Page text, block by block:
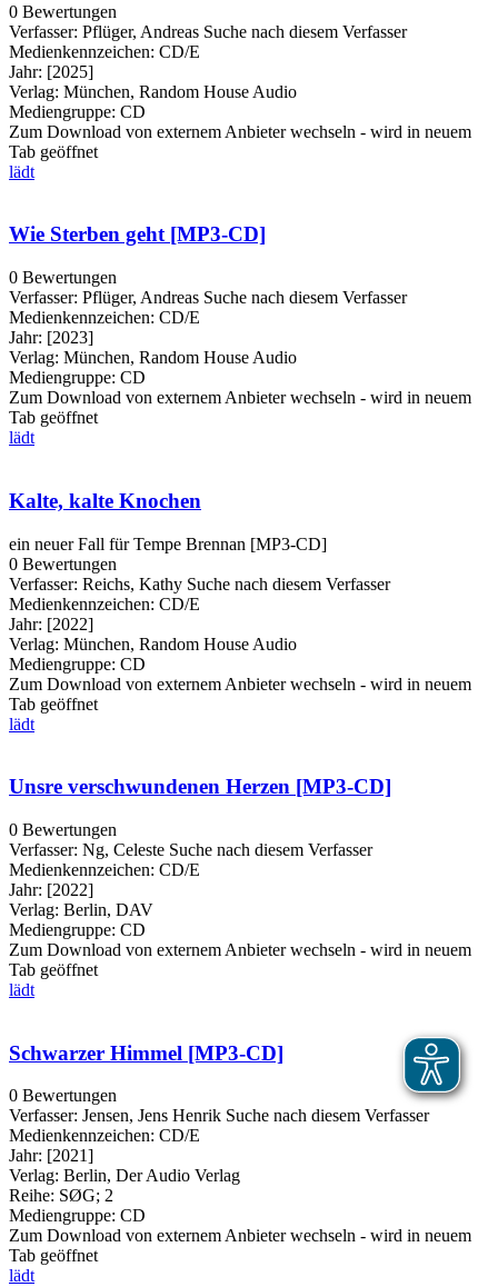
0 Bewertungen
Verfasser: Pflüger, Andreas Suche nach diesem Verfasser
Medienkennzeichen: CD/E
Jahr: [2025]
Verlag: München, Random House Audio
Mediengruppe: CD
Zum Download von externem Anbieter wechseln - wird in neuem
Tab geöffnet
lädt
Wie Sterben geht [MP3-CD]
0 Bewertungen
Verfasser: Pflüger, Andreas Suche nach diesem Verfasser
Medienkennzeichen: CD/E
Jahr: [2023]
Verlag: München, Random House Audio
Mediengruppe: CD
Zum Download von externem Anbieter wechseln - wird in neuem
Tab geöffnet
lädt
Kalte, kalte Knochen
ein neuer Fall für Tempe Brennan [MP3-CD]
0 Bewertungen
Verfasser: Reichs, Kathy Suche nach diesem Verfasser
Medienkennzeichen: CD/E
Jahr: [2022]
Verlag: München, Random House Audio
Mediengruppe: CD
Zum Download von externem Anbieter wechseln - wird in neuem
Tab geöffnet
lädt
Unsre verschwundenen Herzen [MP3-CD]
0 Bewertungen
Verfasser: Ng, Celeste Suche nach diesem Verfasser
Medienkennzeichen: CD/E
Jahr: [2022]
Verlag: Berlin, DAV
Mediengruppe: CD
Zum Download von externem Anbieter wechseln - wird in neuem
Tab geöffnet
lädt
Schwarzer Himmel [MP3-CD]
0 Bewertungen
Verfasser: Jensen, Jens Henrik Suche nach diesem Verfasser
Medienkennzeichen: CD/E
Jahr: [2021]
Verlag: Berlin, Der Audio Verlag
Reihe: SØG; 2
Mediengruppe: CD
Zum Download von externem Anbieter wechseln - wird in neuem
Tab geöffnet
lädt